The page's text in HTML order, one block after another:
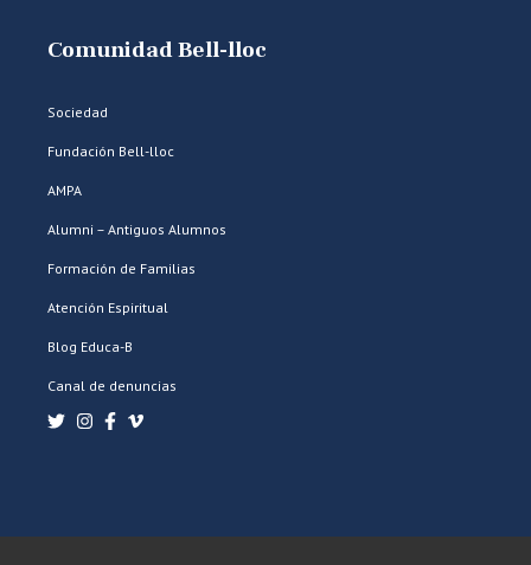
Comunidad Bell-lloc
Sociedad
Fundación Bell-lloc
AMPA
Alumni – Antiguos Alumnos
Formación de Familias
Atención Espiritual
Blog Educa-B
Canal de denuncias